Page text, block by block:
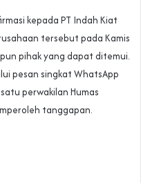
kepada PT Indah Kiat
tersebut pada Kamis
pihak yang dapat ditemui.
pesan singkat WhatsApp
perwakilan Humas
tanggapan.